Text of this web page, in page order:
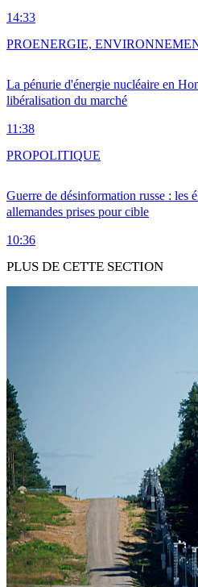
14:33
La pénurie d'énergie nucléaire en
libéralisation du marché
11:38
PROENERGIE,
Guerre de désinformation russe : les
allemandes prises pour cible
10:36
PROPOLITIQUE
PLUS DE CETTE SECTION